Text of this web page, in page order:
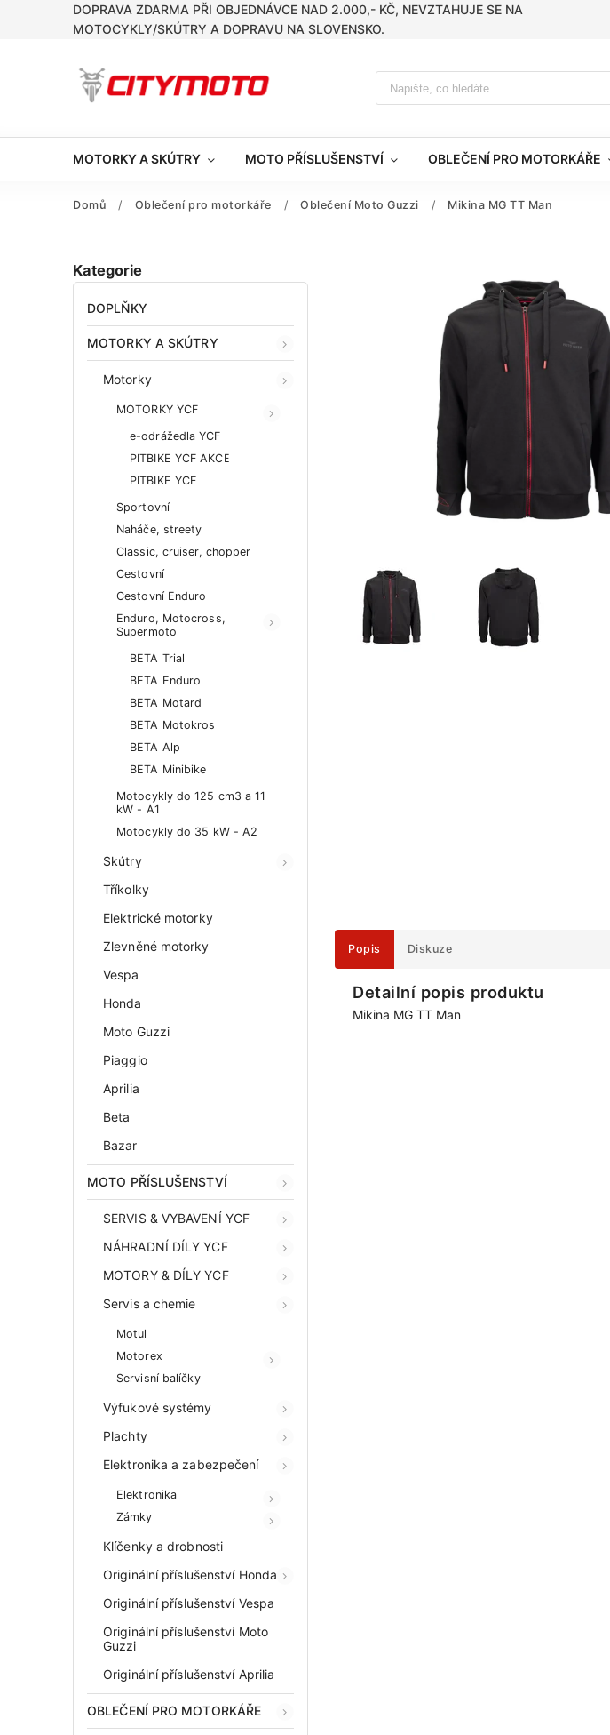
DOPRAVA ZDARMA PŘI OBJEDNÁVCE NAD 2.000,- KČ, NEVZTAHUJE SE NA
MOTOCYKLY/SKÚTRY A DOPRAVU NA SLOVENSKO.
MOTORKY A SKÚTRY MOTO PŘÍSLUŠENSTVÍ OBLEČENÍ PRO MOTORKÁŘE
Domů / Oblečení pro motorkáře / Oblečení Moto Guzzi / Mikina MG TT Man
Kategorie
DOPLŇKY
MOTORKY A SKÚTRY
Motorky
MOTORKY YCF
e-odrážedla YCF
PITBIKE YCF AKCE
PITBIKE YCF
Sportovní
Naháče, streety
Classic, cruiser, chopper
Cestovní
Cestovní Enduro
Enduro, Motocross,
Supermoto
BETA Trial
BETA Enduro
BETA Motard
BETA Motokros
BETA Alp
BETA Minibike
Motocykly do 125 cm3 a 11
kW - A1
Motocykly do 35 kW - A2
Skútry
Tříkolky
Elektrické motorky
Zlevněné motorky
Vespa
Honda
Moto Guzzi
Piaggio
Aprilia
Beta
Bazar
MOTO PŘÍSLUŠENSTVÍ
SERVIS & VYBAVENÍ YCF
NÁHRADNÍ DÍLY YCF
MOTORY & DÍLY YCF
Servis a chemie
Motul
Motorex
Servisní balíčky
Výfukové systémy
Plachty
Elektronika a zabezpečení
Elektronika
Zámky
Klíčenky a drobnosti
Originální příslušenství Honda
Originální příslušenství Vespa
Originální příslušenství Moto
Guzzi
Originální příslušenství Aprilia
OBLEČENÍ PRO MOTORKÁŘE
Popis Diskuze
Detailní popis produktu
Mikina MG TT Man